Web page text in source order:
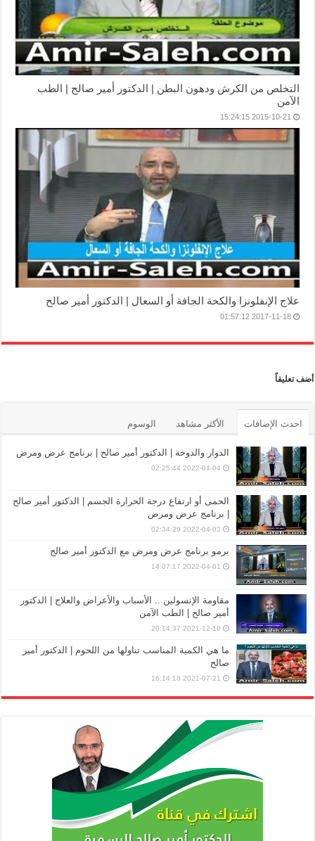
التخلص من الكرش ودهون البطن | الدكتور أمير صالح | الطب
الآمن
2015-10-21 15:24:15
علاج الإنفلونزا والكحة الجافة أو السعال | الدكتور أمير صالح
2017-11-18 01:57:12
أضف تعليقاً
احدث الإضافات الأكثر مشاهد الوسوم
الدوار والدوخة | الدكتور أمير صالح | برنامج عرض ومرض
2022-04-04 02:25:44
الحمى أو ارتفاع درجة الحرارة الجسم | الدكتور أمير صالح
| برنامج عرض ومرض
2022-04-03 02:34:29
برمو برنامج عرض ومرض مع الدكتور أمير صالح
2022-04-01 14:07:17
مقاومة الإنسولين .. الأسباب والأعراض والعلاج | الدكتور
أمير صالح | الطب الآمن
2021-12-10 20:14:37
ما هي الكمية المناسب تناولها من اللحوم | الدكتور أمير
صالح
2021-07-21 16:14:18